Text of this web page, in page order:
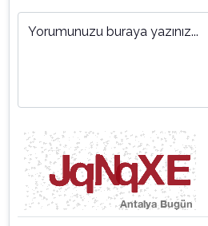
Yorumunuzu buraya yazınız...